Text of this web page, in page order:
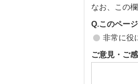
なお、この
Q.このペー
非常に役
ご意見・ご